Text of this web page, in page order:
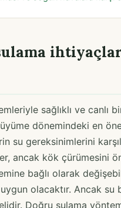
sağlıklı ve canlı
dönemindeki en
su gereksinimlerini
ancak kök çürümesini
bağlı olarak
olacaktır. Ancak
Doğru sulama